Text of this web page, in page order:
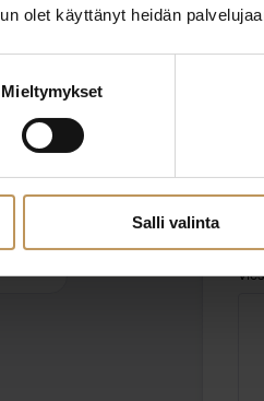
olet käyttänyt heidän
Mieltymykset
Salli valinta